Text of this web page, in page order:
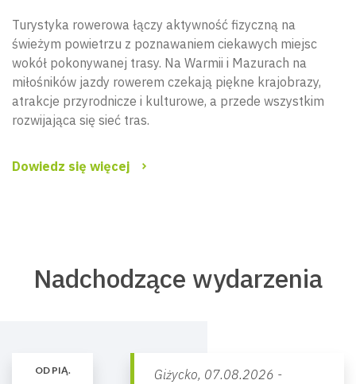
Turystyka rowerowa łączy aktywność fizyczną na
świeżym powietrzu z poznawaniem ciekawych miejsc
wokół pokonywanej trasy. Na Warmii i Mazurach na
miłośników jazdy rowerem czekają piękne krajobrazy,
atrakcje przyrodnicze i kulturowe, a przede wszystkim
rozwijająca się sieć tras.
Dowiedz się więcej
Nadchodzące wydarzenia
OD PIĄ. Giżycko, 07.08.2026 -